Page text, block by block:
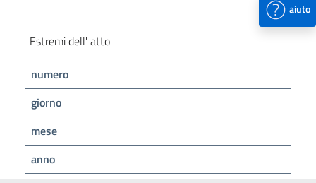
aiuto
Estremi dell' atto
numero
giorno
mese
anno